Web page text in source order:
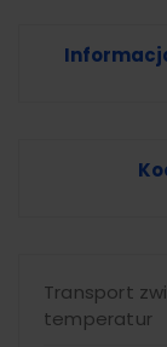
Transport
temperatur